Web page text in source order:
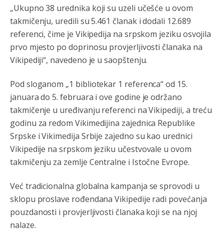
„Ukupno 38 urednika koji su uzeli učešće u ovom
takmičenju, uredili su 5.461 članak i dodali 12.689
referenci, čime je Vikipedija na srpskom jeziku osvojila
prvo mjesto po doprinosu provjerljivosti članaka na
Vikipediji“, navedeno je u saopštenju.
Pod sloganom „1 bibliotekar 1 referenca“ od 15.
januara do 5. februara i ove godine je održano
takmičenje u uređivanju referenci na Vikipediji, a treću
godinu za redom Vikimedijina zajednica Republike
Srpske i Vikimedija Srbije zajedno su kao urednici
Vikipedije na srpskom jeziku učestvovale u ovom
takmičenju za zemlje Centralne i Istočne Evrope.
Već tradicionalna globalna kampanja se sprovodi u
sklopu proslave rođendana Vikipedije radi povećanja
pouzdanosti i provjerljivosti članaka koji se na njoj
nalaze.